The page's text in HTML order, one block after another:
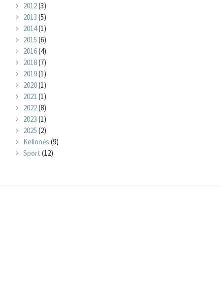
2012(3)
2013 (5)
2014(1)
2015 (6)
2016(4)
2018(7)
2019(1)
2020(1)
2021 (1)
2022(8)
2023 (1)
2025 (2)
Kelionės (9)
Sport (12)